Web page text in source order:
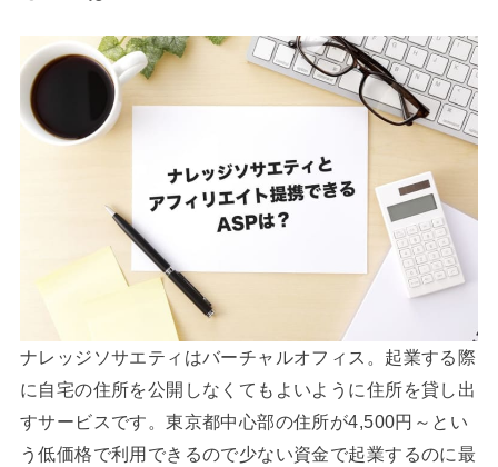
ナレッジソサエティはバーチャルオフィス。起業する際
に自宅の住所を公開しなくてもよいように住所を貸し出
すサービスです。東京都中心部の住所が4,500円～とい
う低価格で利用できるので少ない資金で起業するのに最